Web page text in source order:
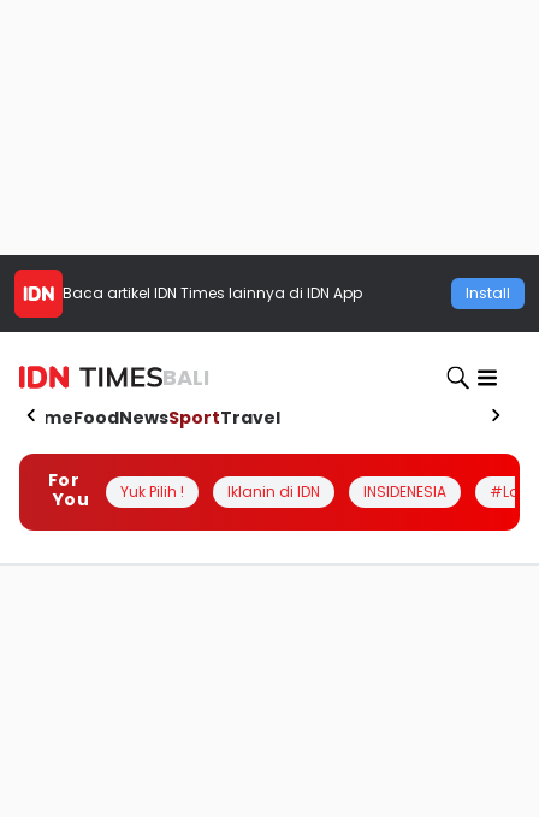
Baca artikel IDN Times lainnya di IDN App Install
BALI
HomeFoodNewsSportTravel
For
You
Yuk Pilih ! Iklanin di IDN INSIDENESIA